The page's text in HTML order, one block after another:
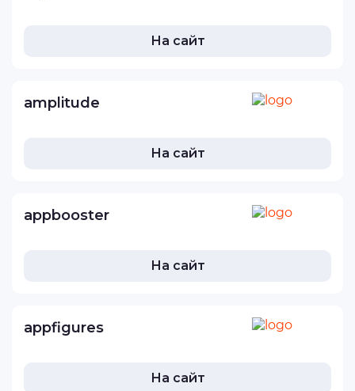
На сайт
amplitude
На сайт
appbooster
На сайт
appfigures
На сайт